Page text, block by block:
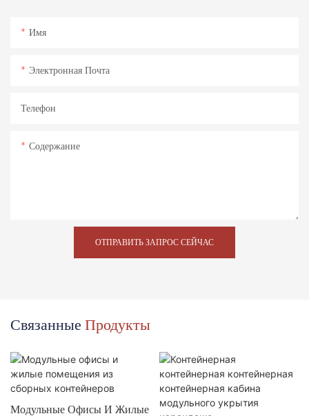
Имя
Электронная Почта
Телефон
Содержание
ОТПРАВИТЬ ЗАПРОС СЕЙЧАС
СвязанныеПродукты
Модульные Офисы И Жилые